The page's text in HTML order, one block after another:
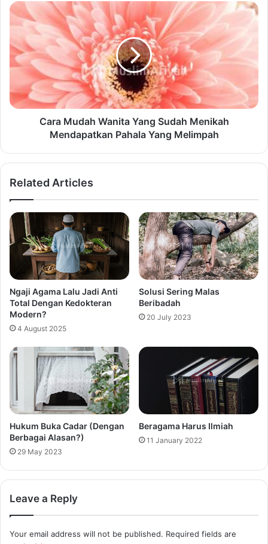
Cara Mudah Wanita Yang Sudah Menikah
Mendapatkan Pahala Yang Melimpah
Related Articles
Ngaji Agama Lalu Jadi Anti
Total Dengan Kedokteran
Modern?
4 August 2025
Solusi Sering Malas
Beribadah
20 July 2023
Hukum Buka Cadar (Dengan
Berbagai Alasan?)
29 May 2023
Beragama Harus Ilmiah
11 January 2022
Leave a Reply
Your email address will not be published. Required fields are